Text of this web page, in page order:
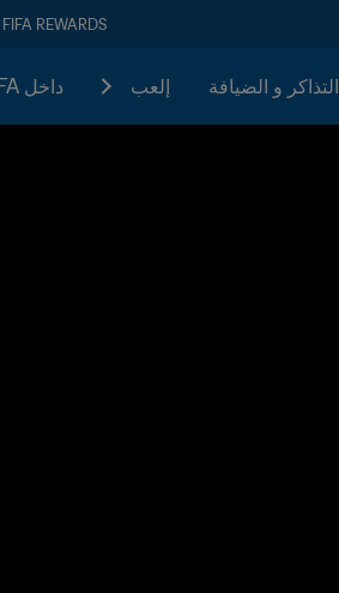
FIFA REWARDS
التذاكر و الضيافة إلعب داخل FIFA